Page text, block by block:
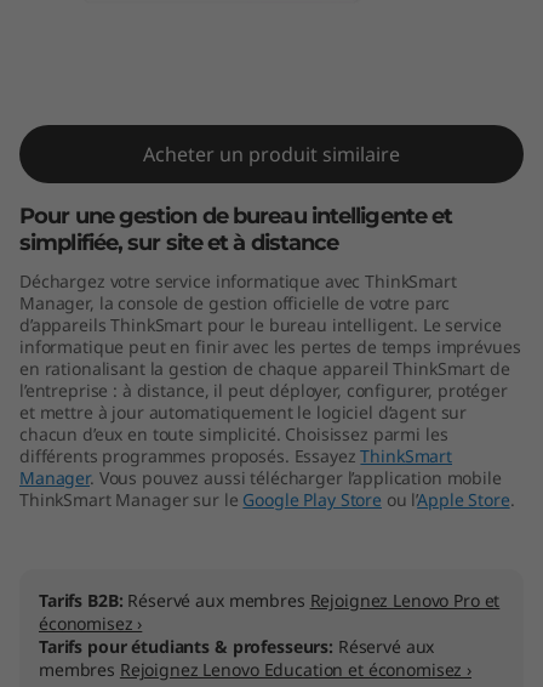
Acheter un produit similaire
Pour une gestion de bureau intelligente et
simplifiée, sur site et à distance
Déchargez votre service informatique avec ThinkSmart
Manager, la console de gestion officielle de votre parc
d’appareils ThinkSmart pour le bureau intelligent. Le service
informatique peut en finir avec les pertes de temps imprévues
en rationalisant la gestion de chaque appareil ThinkSmart de
l’entreprise : à distance, il peut déployer, configurer, protéger
et mettre à jour automatiquement le logiciel d’agent sur
chacun d’eux en toute simplicité. Choisissez parmi les
différents programmes proposés. EssayezThinkSmart
Manager. Vous pouvez aussi télécharger l’application mobile
ThinkSmart Manager sur le Google Play Store ou l’Apple Store.
Tarifs B2B: Réservé aux membres Rejoignez Lenovo Pro et
économisez ›
Tarifs pour étudiants & professeurs: Réservé aux
membres Rejoignez Lenovo Education et économisez ›